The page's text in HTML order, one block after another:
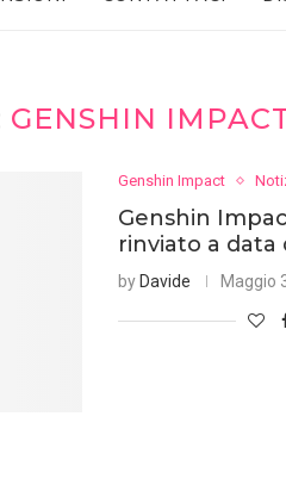
GENSHIN
Genshin Impact
Genshin
rinviato a data
by Davide Maggio